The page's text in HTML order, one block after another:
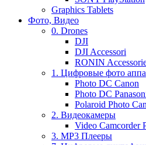
Graphics Tablets
Фото, Видео
0. Drones
DJI
DJI Accessori
RONIN
1. Цифровые фото
Photo DC Canon
Photo DC
Polaroid Photo
2. Видеокамеры
Video Camcorder
3. MP3 Плееры